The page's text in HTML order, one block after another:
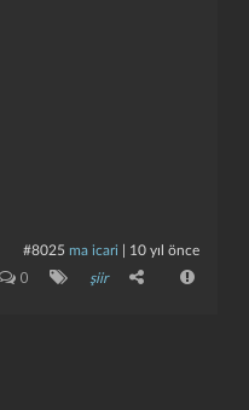
#8025 ma icari 10 yıl önce
0 şiir